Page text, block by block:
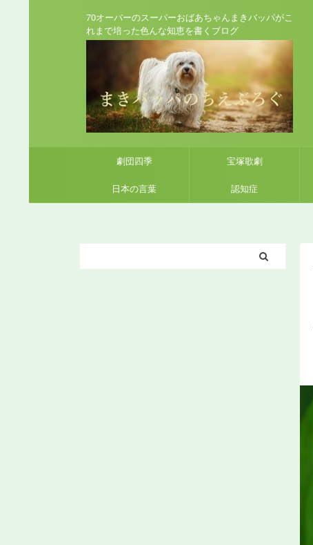
70オーバーのスーパーおばあちゃんまきバッパがこ
れまで培った色んな知恵を書くブログ
劇団四季 宝塚歌劇
日本の言葉 認知症